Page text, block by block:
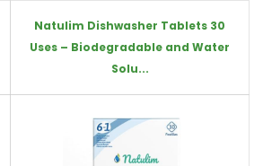
Natulim Dishwasher Tablets 30
Uses – Biodegradable and Water
Solu...